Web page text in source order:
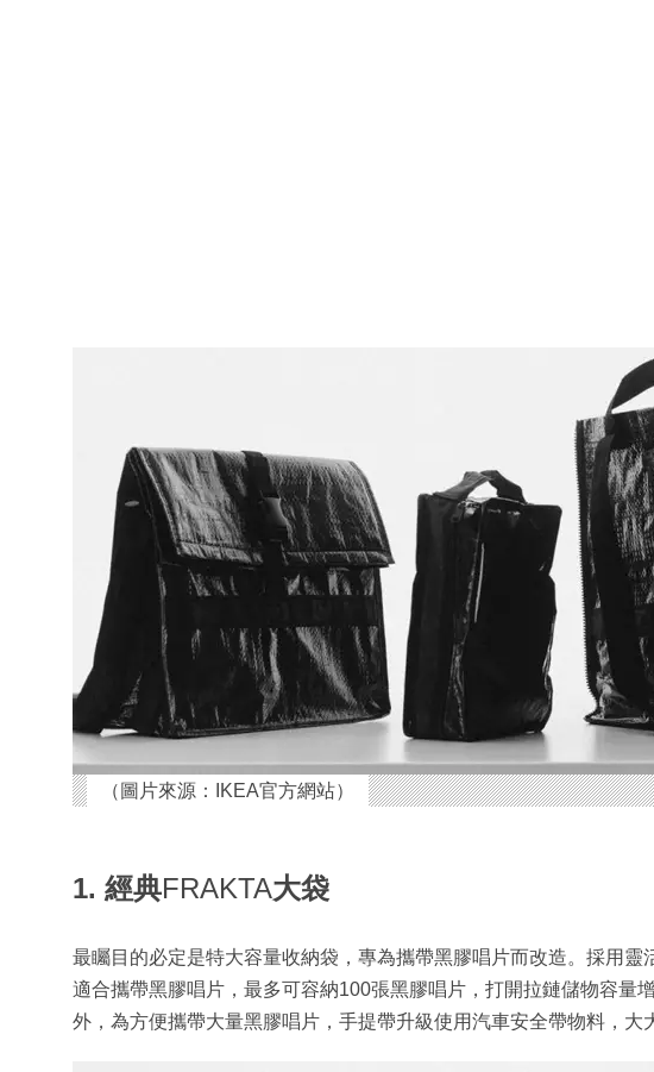
（圖片來源：IKEA官方網站）
1. 經典FRAKTA大袋
最矚目的必定是特大容量收納袋，專為攜帶黑膠唱片而改造。採用靈
適合攜帶黑膠唱片，最多可容納100張黑膠唱片，打開拉鏈儲物容量
外，為方便攜帶大量黑膠唱片，手提帶升級使用汽車安全帶物料，大